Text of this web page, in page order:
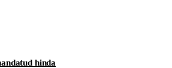
hinda